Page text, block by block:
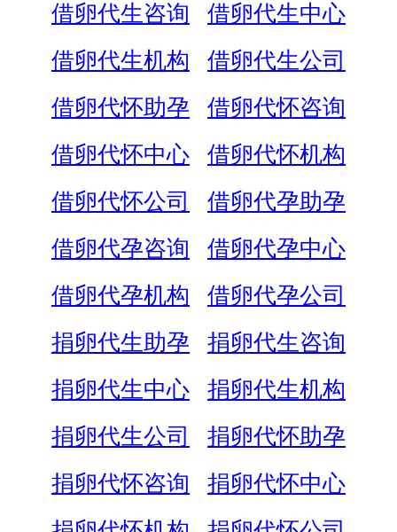
借卵代生咨询
借卵代生中心
借卵代生机构
借卵代生公司
借卵代怀助孕
借卵代怀咨询
借卵代怀中心
借卵代怀机构
借卵代怀公司
借卵代孕助孕
借卵代孕咨询
借卵代孕中心
借卵代孕机构
借卵代孕公司
捐卵代生助孕
捐卵代生咨询
捐卵代生中心
捐卵代生机构
捐卵代生公司
捐卵代怀助孕
捐卵代怀咨询
捐卵代怀中心